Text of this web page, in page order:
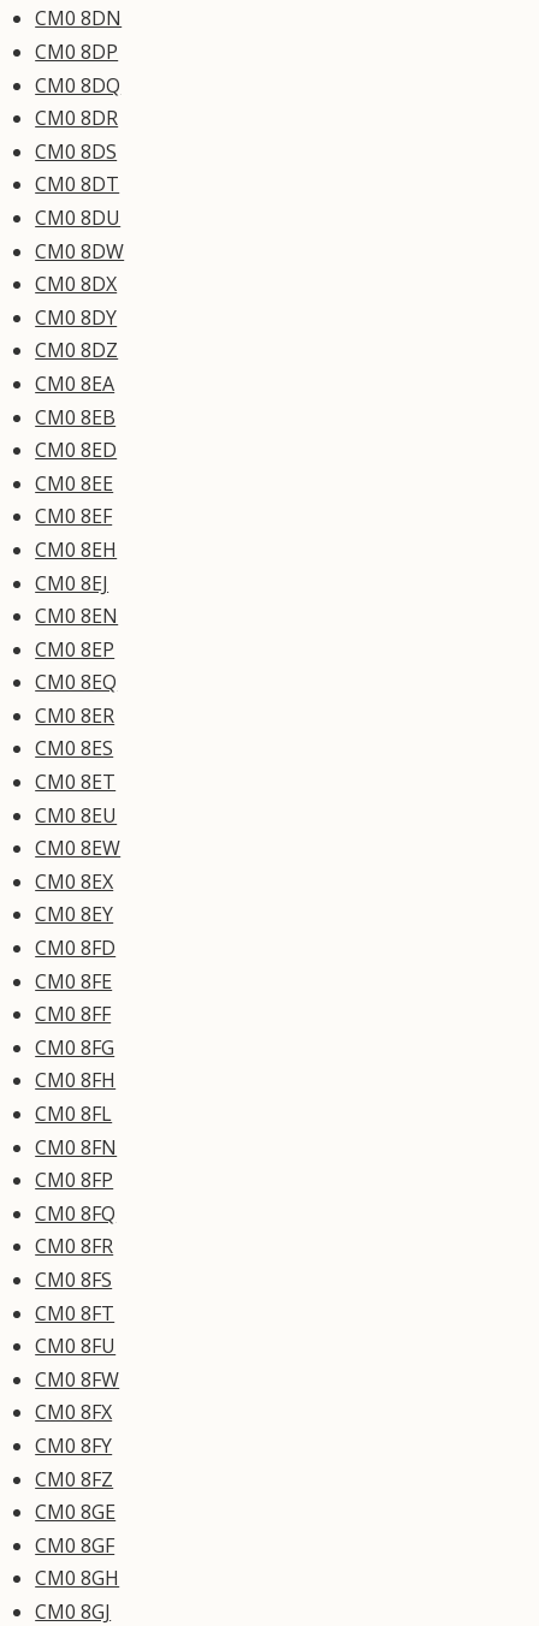
CM0 8DN
CM0 8DP
CM0 8DQ
CM0 8DR
CM0 8DS
CM0 8DT
CM0 8DU
CM0 8DW
CM0 8DX
CM0 8DY
CM0 8DZ
CM0 8EA
CM0 8EB
CM0 8ED
CM0 8EE
CM0 8EF
CM0 8EH
CM0 8EJ
CM0 8EN
CM0 8EP
CM0 8EQ
CM0 8ER
CM0 8ES
CM0 8ET
CM0 8EU
CM0 8EW
CM0 8EX
CM0 8EY
CM0 8FD
CM0 8FE
CM0 8FF
CM0 8FG
CM0 8FH
CM0 8FL
CM0 8FN
CM0 8FP
CM0 8FQ
CM0 8FR
CM0 8FS
CM0 8FT
CM0 8FU
CM0 8FW
CM0 8FX
CM0 8FY
CM0 8FZ
CM0 8GE
CM0 8GF
CM0 8GH
CM0 8GJ